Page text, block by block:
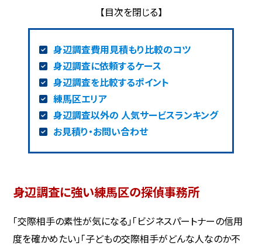
身辺調査費用見積もり比較のコツ
身辺調査に依頼するケース
身辺調査を比較するポイント
練馬区エリア
身辺調査以外の 人気サービスランキング
お見積り・お問い合わせ
身辺調査に強い練馬区の探偵事務所
「交際相手の素性が気になる」「ビジネスパートナーの信用
度を確かめたい」「子どもの交際相手がどんな人なのか不